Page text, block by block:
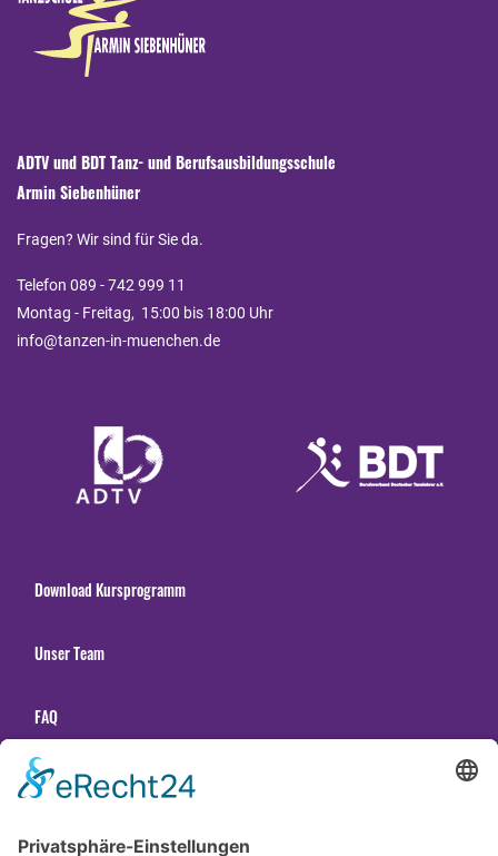
ADTV und BDT Tanz- und Berufsausbildungsschule
Armin Siebenhüner
Fragen? Wir sind für Sie da.
Telefon 089 - 742 999 11
Montag - Freitag, 15:00 bis 18:00 Uhr
info@tanzen-in-muenchen.de
Download Kursprogramm
Unser Team
FAQ
Unsere Tanzschulen
Gender Hinweis